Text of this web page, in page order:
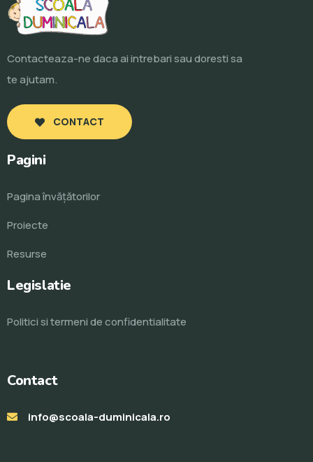
Contacteaza-ne daca ai intrebari sau doresti sa
te ajutam.
CONTACT
Pagini
Pagina învăţătorilor
Proiecte
Resurse
Legislatie
Politici si termeni de confidentialitate
Contact
info@scoala-duminicala.ro